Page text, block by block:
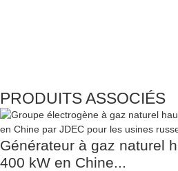
PRODUITS ASSOCIÉS
Générateur à gaz naturel
400 kW en Chine...